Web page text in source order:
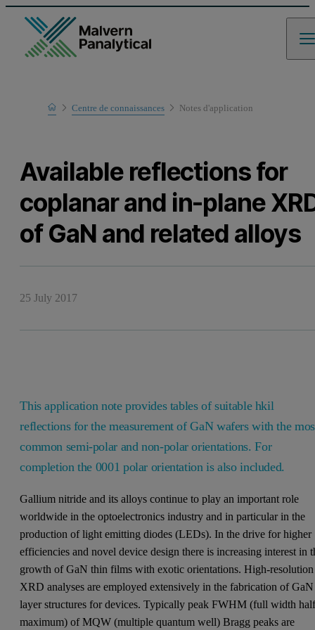
Home
Learn
Centre de connaissances Notes d'application
Available reflections for
coplanar and in-plane
of GaN and related alloys
25 July 2017
This application note provides tables of suitable hkil
reflections for the measurement of GaN wafers with the
common semi-polar and non-polar orientations. For
completion the 0001 polar orientation is also included.
Gallium nitride and its alloys continue to play an important role
worldwide in the optoelectronics industry and in particular in the
production of light emitting diodes (LEDs). In the drive for higher
efficiencies and novel device design there is increasing interest in
growth of GaN thin films with exotic orientations. High-resolution
XRD analyses are employed extensively in the fabrication of GaN
layer structures for devices. Typically peak FWHM (full width
maximum) of MQW (multiple quantum well) Bragg peaks are